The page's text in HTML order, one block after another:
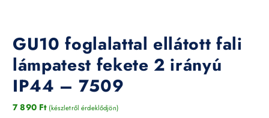
GU10 foglalattal ellátott fali
lámpatest fekete 2 irányú
IP44 – 7509
7 890 Ft (készletről érdeklődjön)